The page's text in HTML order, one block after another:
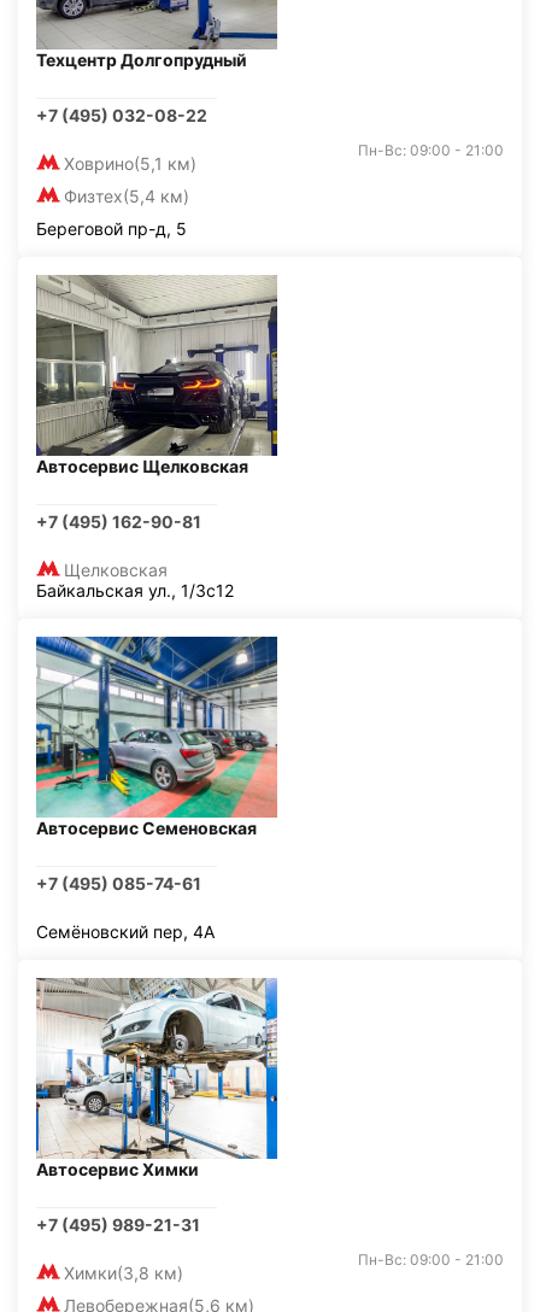
Техцентр Долгопрудный
+7 (495) 032-08-22
Ховрино(5,1 км)
Физтех(5,4 км)
Пн-Вс: 09:00 - 21:00
Береговой пр-д, 5
Автосервис Щелковская
+7 (495) 162-90-81
Щелковская
Байкальская ул., 1/3с12
Автосервис Семеновская
+7 (495) 085-74-61
Семёновский пер, 4А
Автосервис Химки
+7 (495) 989-21-31
Химки(3,8 км)
Левобережная(5,6 км)
Пн-Вс: 09:00 - 21:00